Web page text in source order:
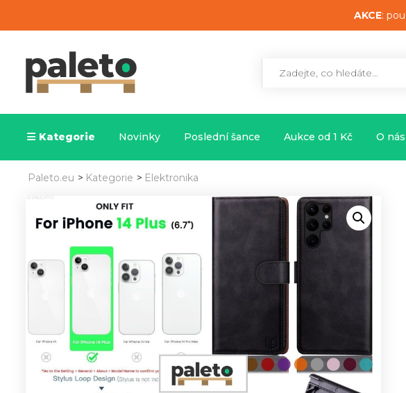
AKCE:
Kategorie Novinky Poslední šance Aukce od 1 Kč O nás
Paleto.eu > Kategorie > Elektronika